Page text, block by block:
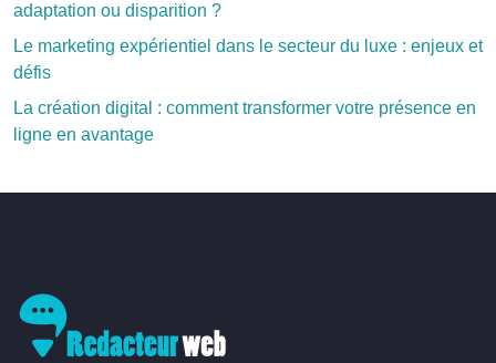
adaptation ou disparition ?
Le marketing expérientiel dans le secteur du luxe : enjeux et
défis
La création digital : comment transformer votre présence en
ligne en avantage